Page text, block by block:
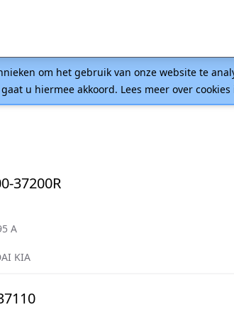
om het gebruik van onze website te
u hiermee akkoord. Lees meer over cookies
37200R
A
KIA